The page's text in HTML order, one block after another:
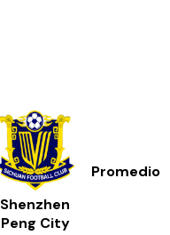
Shenzhen
Peng City
Promedio